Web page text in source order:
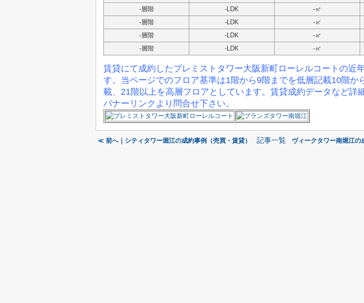
-層階 -LDK -㎡
-層階 -LDK -㎡
-層階 -LDK -㎡
-層階 -LDK -㎡
賃貸にて成約したプレミストタワー大阪新町ローレルコート の近
す。当ページでのフロア基準は1階から9階までを低層記載10階か
載、21階以上を高層フロアとしています。賃貸成約データなど詳
バナーリンクより問合せ下さい。
≪ 前へ｜シティタワー堀江の成約事例（売買・賃貸） 記事一覧 ヴィークタワー南堀江